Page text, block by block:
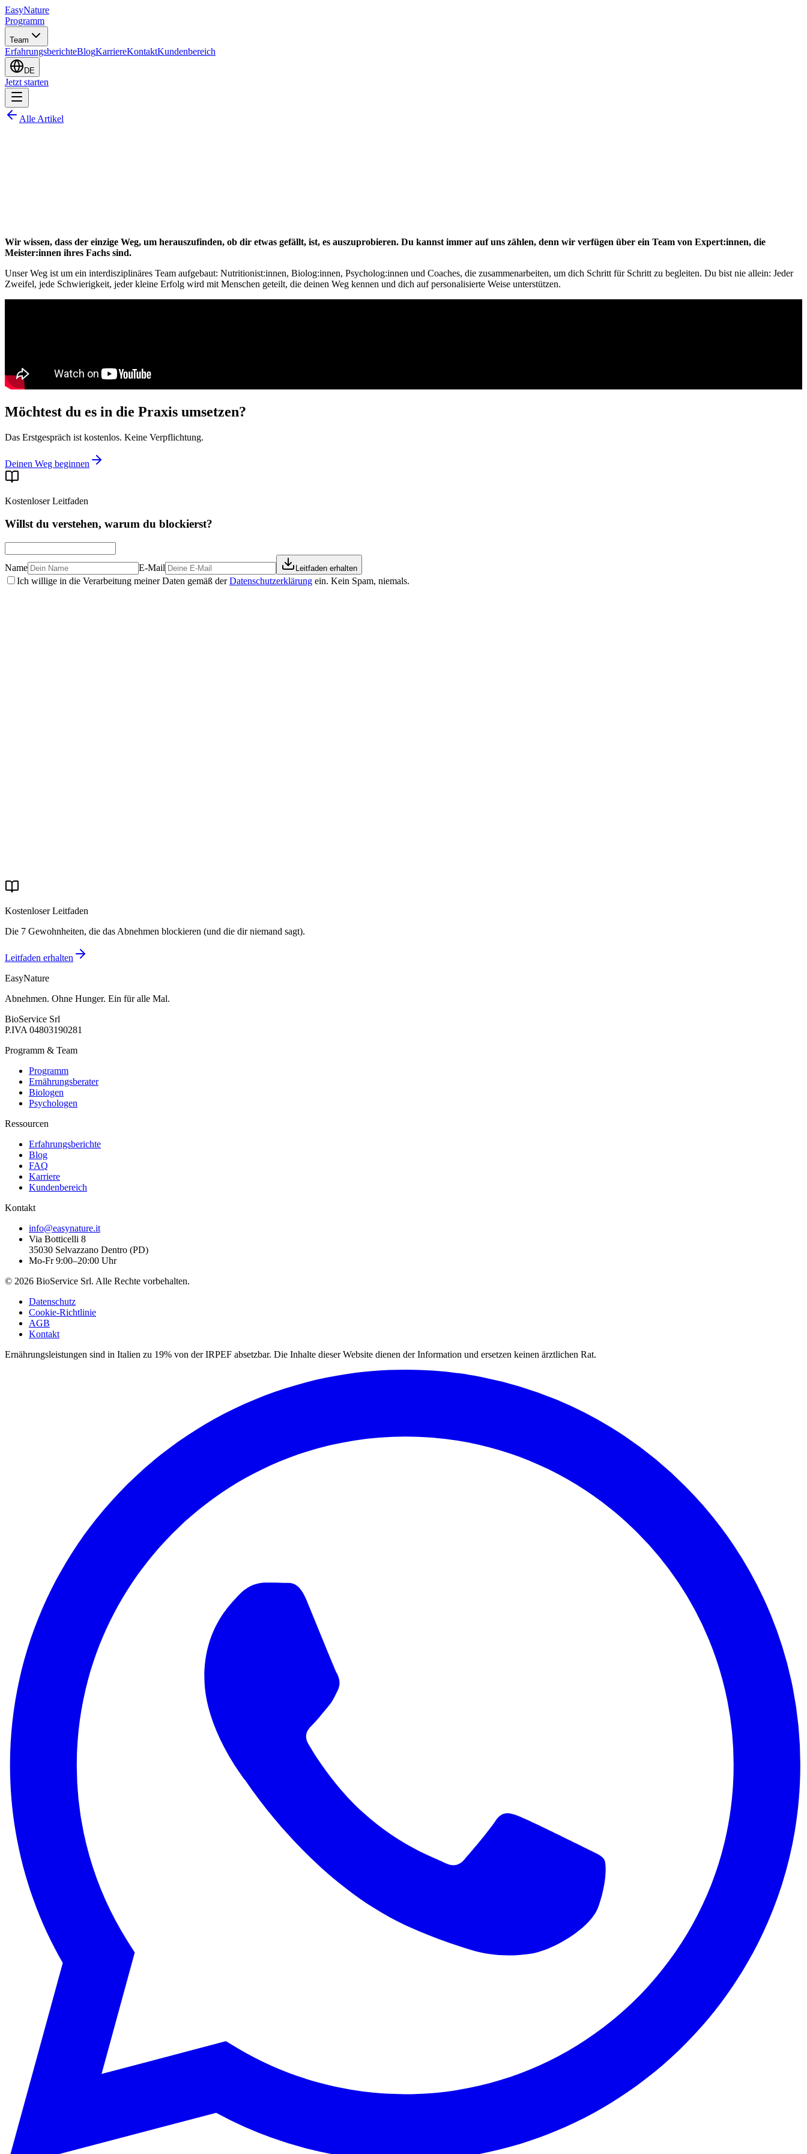
EasyNature
Programm
Team
ErfahrungsberichteBlogKarriereKontaktKundenbereich
DE
Jetzt starten
Alle Artikel
Wir wissen, dass der einzige Weg, um herauszufinden, ob dir etwas gefällt, ist, es auszuprobieren. Du kannst immer auf uns zählen, denn wir verfügen über ein Team von Expert:innen, die
Meister:innen ihres Fachs sind.
Unser Weg ist um ein interdisziplinäres Team aufgebaut: Nutritionist:innen, Biolog:innen, Psycholog:innen und Coaches, die zusammenarbeiten, um dich Schritt für Schritt zu begleiten. Du bist nie allein: Jeder
Zweifel, jede Schwierigkeit, jeder kleine Erfolg wird mit Menschen geteilt, die deinen Weg kennen und dich auf personalisierte Weise unterstützen.
Möchtest du es in die Praxis umsetzen?
Das Erstgespräch ist kostenlos. Keine Verpflichtung.
Deinen Weg beginnen
Kostenloser Leitfaden
Willst du verstehen, warum du blockierst?
Name E-Mail Leitfaden erhalten
Ich willige in die Verarbeitung meiner Daten gemäß derDatenschutzerklärung ein. Kein Spam, niemals.
Kostenloser Leitfaden
Die 7 Gewohnheiten, die das Abnehmen blockieren (und die dir niemand sagt).
Leitfaden erhalten
EasyNature
Abnehmen. Ohne Hunger. Ein für alle Mal.
BioService Srl
P.IVA 04803190281
Programm & Team
Programm
Ernährungsberater
Biologen
Psychologen
Ressourcen
Erfahrungsberichte
Blog
FAQ
Karriere
Kundenbereich
Kontakt
info@easynature.it
Via Botticelli 8
35030 Selvazzano Dentro (PD)
Mo-Fr 9:00–20:00 Uhr
© 2026 BioService Srl. Alle Rechte vorbehalten.
Datenschutz
Cookie-Richtlinie
AGB
Kontakt
Ernährungsleistungen sind in Italien zu 19% von der IRPEF absetzbar. Die Inhalte dieser Website dienen der Information und ersetzen keinen ärztlichen Rat.